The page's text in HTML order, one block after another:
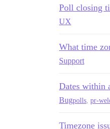
Poll closing
UX
What time
Support
Dates within
Bugpolls pr-
Timezone